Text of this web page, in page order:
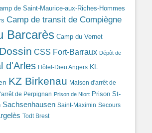
de Saint-Maurice-aux-Riches-Hommes
Camp de transit de Compiègne
Barcarès Camp du Vernet
CSS Fort-Barraux Dépôt de
d'Arles Hôtel-Dieu Angers KL
KZ Birkenau Maison d'arrêt de
de Perpignan Prison de Niort Prison St-
Sachsenhausen Saint-Maximin Secours
Todt Brest